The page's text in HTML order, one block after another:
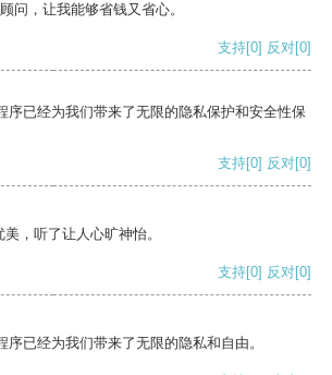
问，让我能够省钱又省心。
支持[0] 反对[0]
序已经为我们带来了无限的隐私保护和安全性保
支持[0] 反对[0]
，听了让人心旷神怡。
支持[0] 反对[0]
已经为我们带来了无限的隐私和自由。